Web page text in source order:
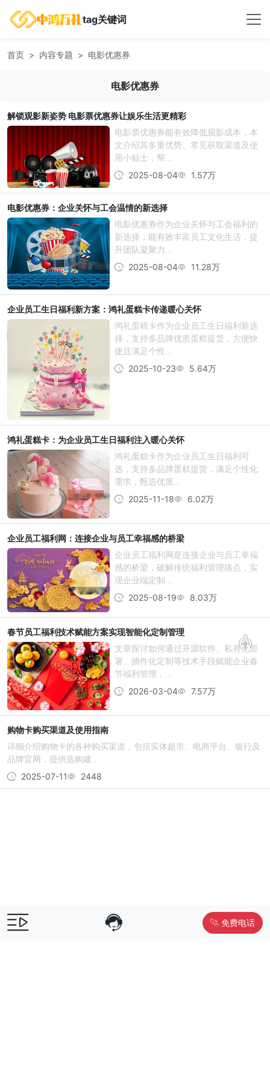
tag关键词
首页 内容专题 电影优惠券
电影优惠券
解锁观影新姿势 电影票优惠券让娱乐生活更精彩
电影票优惠券能有效降低观影成本，本
文介绍其多重优势、常见获取渠道及使
用小贴士，帮...
2025-08-04
1.57万
电影优惠券：企业关怀与工会温情的新选择
电影优惠券作为企业关怀与工会福利的
新选择，能有效丰富员工文化生活，提
升团队凝聚力...
2025-08-04
11.28万
企业员工生日福利新方案：鸿礼蛋糕卡传递暖心关怀
鸿礼蛋糕卡作为企业员工生日福利新选
择，支持多品牌优质蛋糕提货，方便快
捷且满足个性...
2025-10-23
5.64万
鸿礼蛋糕卡：为企业员工生日福利注入暖心关怀
鸿礼蛋糕卡作为企业员工生日福利可
选，支持多品牌蛋糕提货，满足个性化
需求，甄选优质...
2025-11-18
6.02万
企业员工福利网：连接企业与员工幸福感的桥梁
企业员工福利网是连接企业与员工幸福
感的桥梁，破解传统福利管理痛点，实
现企业端定制...
2025-08-19
8.03万
春节员工福利技术赋能方案实现智能化定制管理
文章探讨如何通过开源软件、私有化部
署、插件化定制等技术手段赋能企业春
节福利管理，...
2026-03-04
7.57万
购物卡购买渠道及使用指南
详细介绍购物卡的各种购买渠道，包括实体超市、电商平台、银行及
品牌官网，提供选购建...
2025-07-11
2448
免费电话